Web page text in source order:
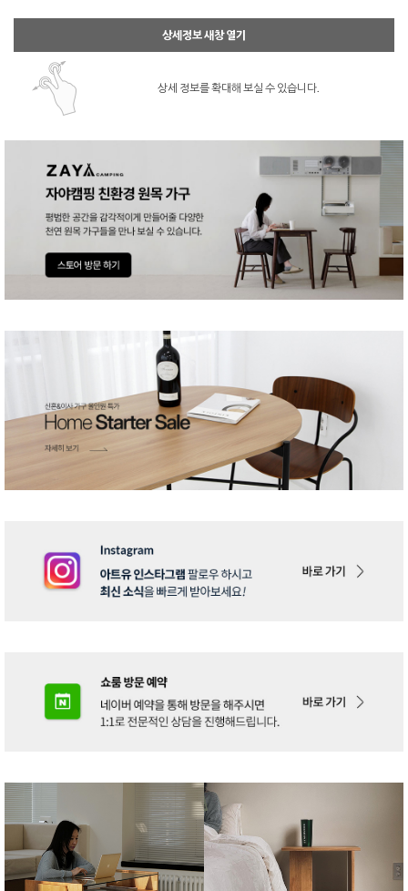
상세정보 새창 열기
상세 정보를 확대해 보실 수 있습니다.